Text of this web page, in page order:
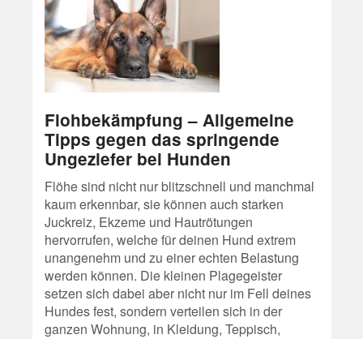
Flohbekämpfung – Allgemeine
Tipps gegen das springende
Ungeziefer bei Hunden
Flöhe sind nicht nur blitzschnell und manchmal
kaum erkennbar, sie können auch starken
Juckreiz, Ekzeme und Hautrötungen
hervorrufen, welche für deinen Hund extrem
unangenehm und zu einer echten Belastung
werden können. Die kleinen Plagegeister
setzen sich dabei aber nicht nur im Fell deines
Hundes fest, sondern verteilen sich in der
ganzen Wohnung, in Kleidung, Teppisch,